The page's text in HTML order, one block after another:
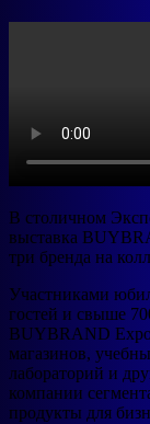
В столичном
выставка
три бренда на
Участниками
гостей и свыше
BUYBRAND Expo
магазинов,
лабораторий и
компании
продукты для